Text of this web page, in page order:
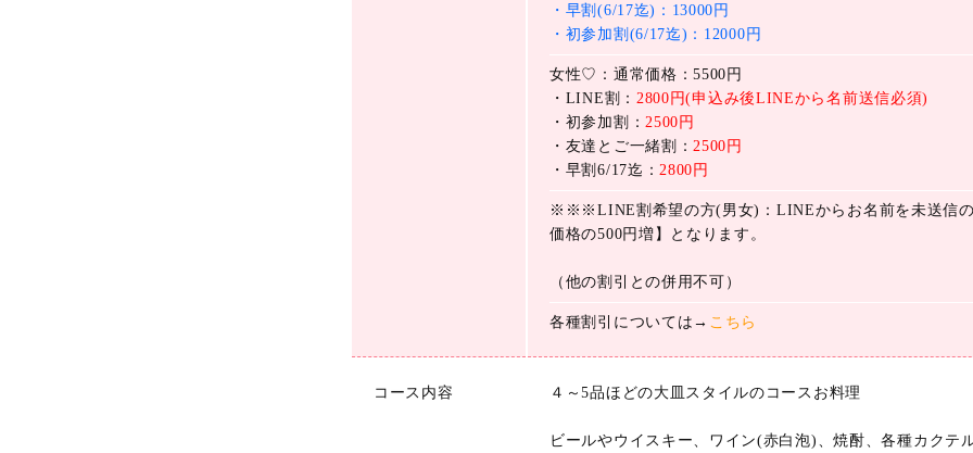
・早割(6/17迄)：13000円
・初参加割(6/17迄)：12000円
女性♡：通常価格：5500円
・LINE割： 2800円(申込み後LINEから名前送信必須)
・初参加割：2500円
・友達とご一緒割：2500円
・早割6/17迄：2800円
※※※LINE割希望の方(男女)：LINEからお名前を未送信
価格の500円増】となります。
（他の割引との併用不可）
各種割引については→ こちら
コース内容 ４～5品ほどの大皿スタイルのコースお料理
ビールやウイスキー、ワイン(赤白泡)、焼酎、各種カクテ